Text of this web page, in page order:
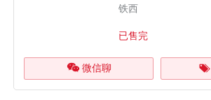
铁西
已售完
微信聊